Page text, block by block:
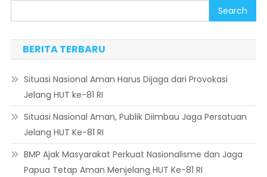
Search
BERITA TERBARU
Situasi Nasional Aman Harus Dijaga dari Provokasi
Jelang HUT ke-81 RI
Situasi Nasional Aman, Publik Diimbau Jaga Persatuan
Jelang HUT Ke-81 RI
BMP Ajak Masyarakat Perkuat Nasionalisme dan Jaga
Papua Tetap Aman Menjelang HUT Ke-81 RI